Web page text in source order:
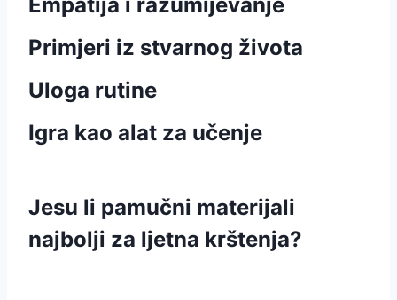
Primjeri iz stvarnog života
Uloga rutine
Igra kao alat za učenje
Jesu li pamučni materijali
najbolji za ljetna krštenja?